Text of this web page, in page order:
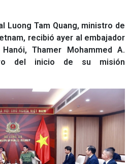
Luong Tam Quang, ministro de
recibió ayer al embajador
Thamer Mohammed A.
del inicio de su misión